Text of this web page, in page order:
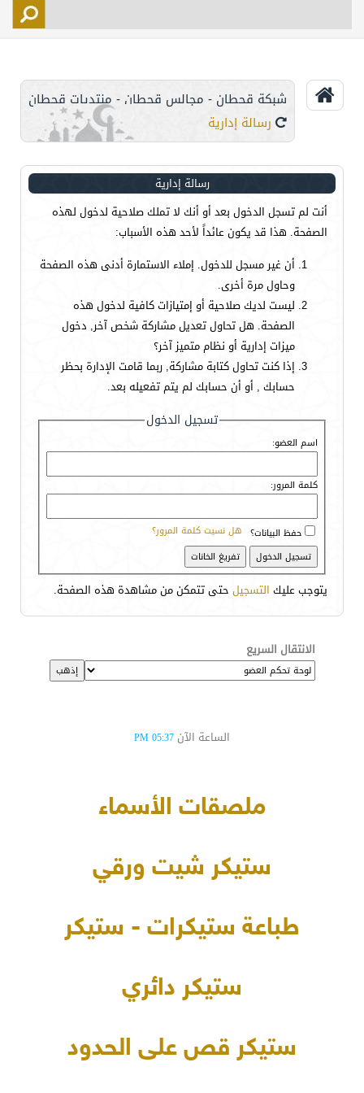
التحكم
شبكة قحطان - مجالس قحطان - منتديات قحطان
رسالة إدارية
رسالة إدارية
أنت لم تسجل الدخول بعد أو أنك لا تملك صلاحية لدخول لهذه
الصفحة. هذا قد يكون عائداً لأحد هذه الأسباب:
أن غير مسجل للدخول. إملاء الاستمارة أدنى هذه الصفحة
وحاول مرة أخرى.
ليست لديك صلاحية أو إمتيازات كافية لدخول هذه
الصفحة. هل تحاول تعديل مشاركة شخص آخر, دخول
ميزات إدارية أو نظام متميز آخر؟
إذا كنت تحاول كتابة مشاركة, ربما قامت الإدارة بحظر
حسابك , أو أن حسابك لم يتم تفعيله بعد.
تسجيل الدخول
اسم العضو:
كلمة المرور:
هل نسيت كلمة المرور؟ حفظ البيانات؟
يتوجب عليك التسجيل حتى تتمكن من مشاهدة هذه الصفحة.
الانتقال السريع
الساعة الآن 05:37 PM
ملصقات الأسماء
ستيكر شيت ورقي
طباعة ستيكرات - ستيكر
ستيكر دائري
ستيكر قص على الحدود